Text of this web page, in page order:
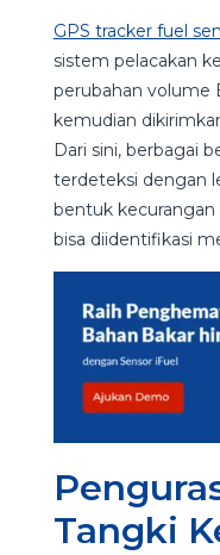
GPS tracker fuel
sistem pelacakan
perubahan volume
kemudian
Dari sini, berbagai
terdeteksi dengan
bentuk
bisa diidentifikasi
Tangki